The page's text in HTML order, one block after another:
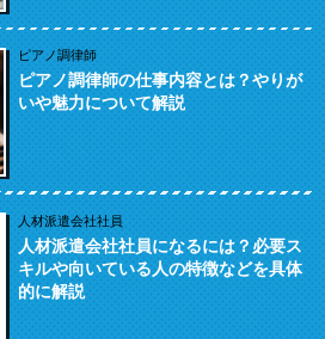
ピアノ調律師
ピアノ調律師の仕事内容とは？やりが
いや魅力について解説
人材派遣会社社員
人材派遣会社社員になるには？必要ス
キルや向いている人の特徴などを具体
的に解説